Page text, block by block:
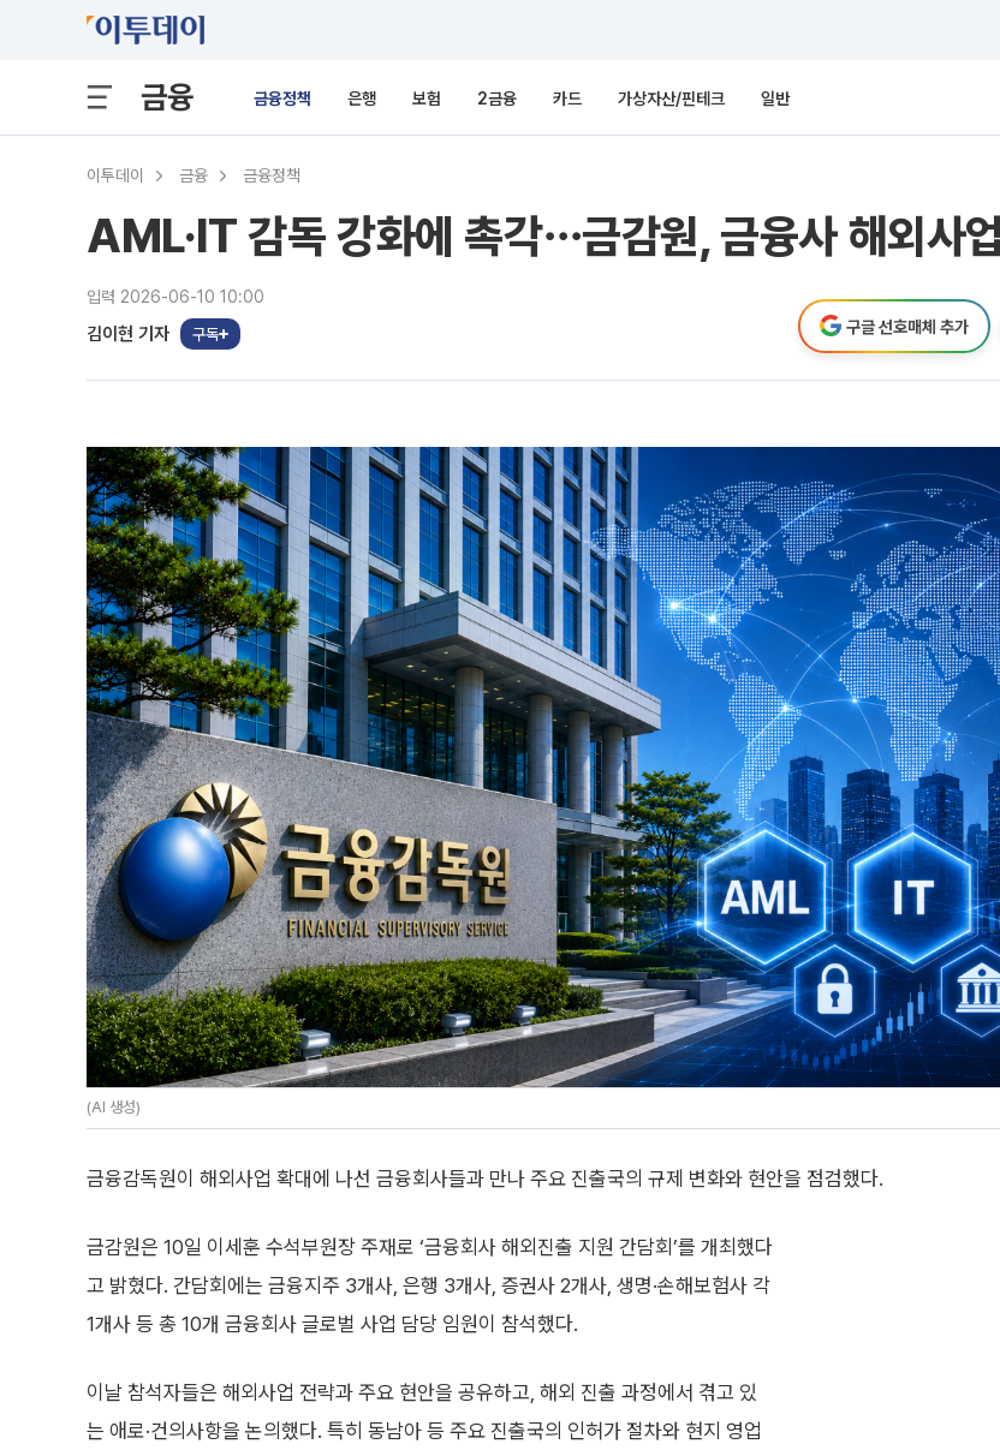
금융 금융정책 은행 보험 2금융 카드 가상자산/핀테크 일반
이투데이 금융 금융정책
AML·IT 감독 강화에 촉각⋯금감원, 금융사 해외사
입력 2026-06-10 10:00
김이현 기자 구독 구글 선호매체 추가
(AI 생성)
금융감독원이 해외사업 확대에 나선 금융회사들과 만나 주요 진출국의 규제 변화와 현안을 점검했다.
금감원은 10일 이세훈 수석부원장 주재로 ‘금융회사 해외진출 지원 간담회’를 개최했다
고 밝혔다. 간담회에는 금융지주 3개사, 은행 3개사, 증권사 2개사, 생명·손해보험사 각
1개사 등 총 10개 금융회사 글로벌 사업 담당 임원이 참석했다.
이날 참석자들은 해외사업 전략과 주요 현안을 공유하고, 해외 진출 과정에서 겪고 있
는 애로·건의사항을 논의했다. 특히 동남아 등 주요 진출국의 인허가 절차와 현지 영업